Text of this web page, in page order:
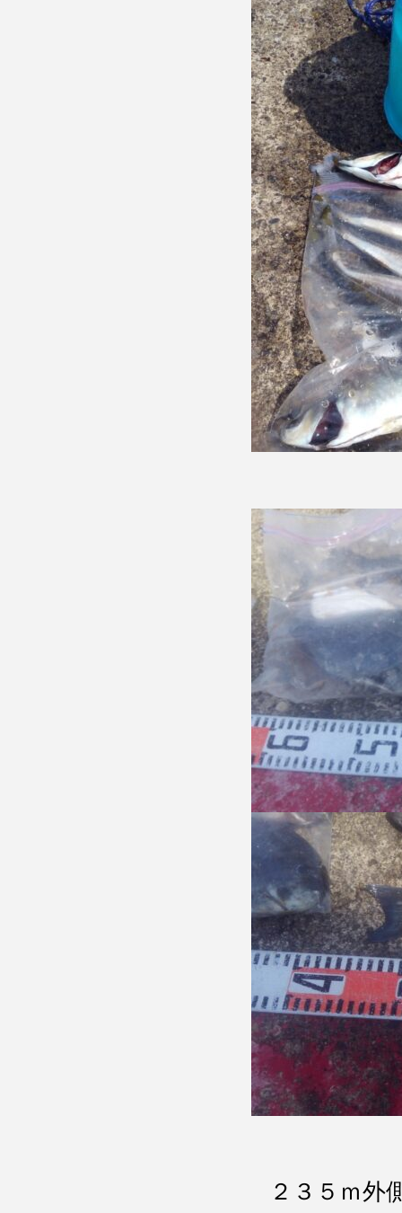
２３５ｍ